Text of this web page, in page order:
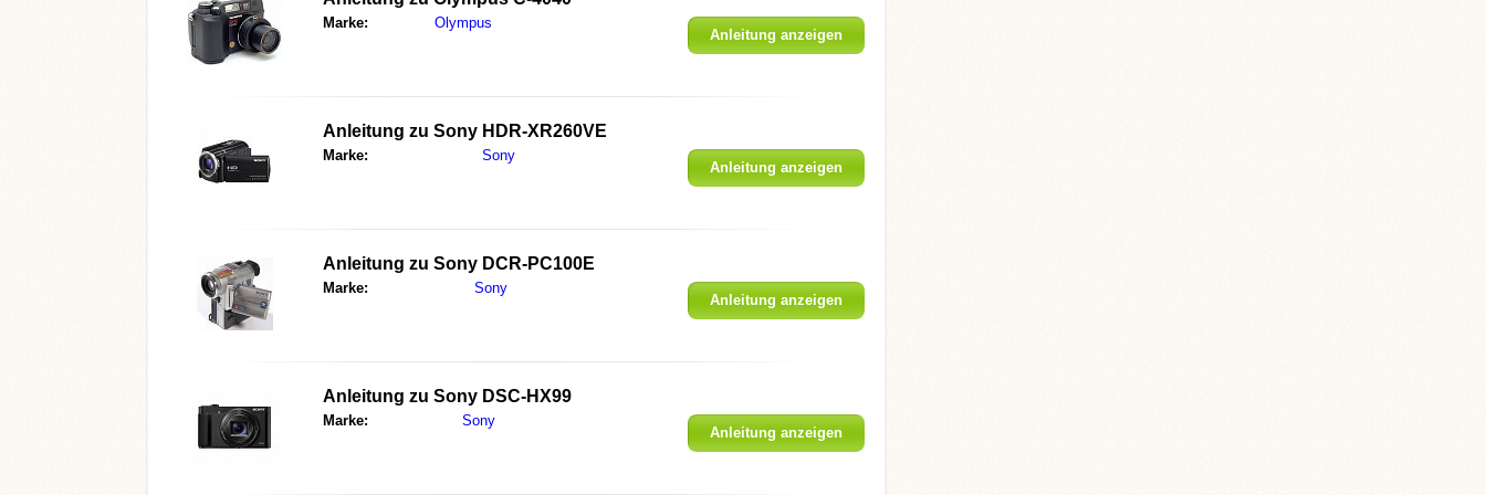
Marke: Olympus
Anleitung anzeigen
Anleitung zu Sony HDR-XR260VE
Marke: Sony
Anleitung anzeigen
Anleitung zu Sony DCR-PC100E
Marke: Sony
Anleitung anzeigen
Anleitung zu Sony DSC-HX99
Marke: Sony
Anleitung anzeigen